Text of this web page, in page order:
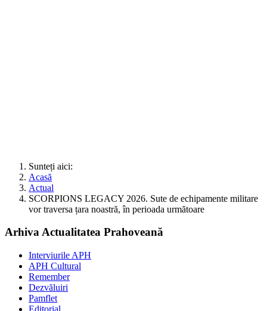
Sunteți aici:
Acasă
Actual
SCORPIONS LEGACY 2026. Sute de echipamente militare
vor traversa țara noastră, în perioada următoare
Arhiva Actualitatea Prahoveană
Interviurile APH
APH Cultural
Remember
Dezvăluiri
Pamflet